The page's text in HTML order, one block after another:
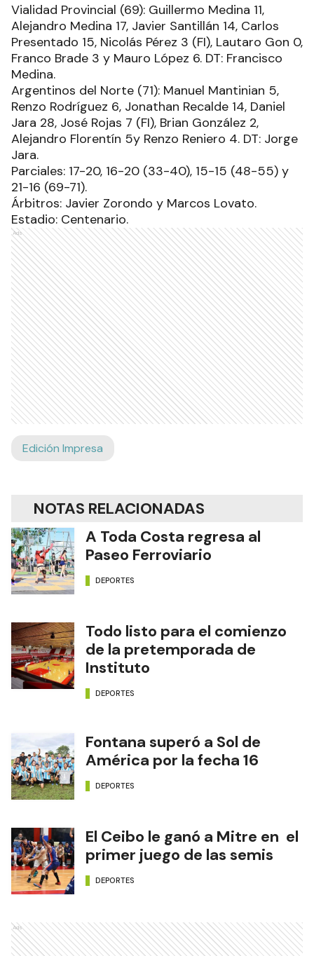
Vialidad Provincial (69): Guillermo Medina 11,
Alejandro Medina 17, Javier Santillán 14, Carlos
Presentado 15, Nicolás Pérez 3 (FI), Lautaro Gon 0,
Franco Brade 3 y Mauro López 6. DT: Francisco
Medina.
Argentinos del Norte (71): Manuel Mantinian 5,
Renzo Rodríguez 6, Jonathan Recalde 14, Daniel
Jara 28, José Rojas 7 (FI), Brian González 2,
Alejandro Florentín 5y Renzo Reniero 4. DT: Jorge
Jara.
Parciales: 17-20, 16-20 (33-40), 15-15 (48-55) y
21-16 (69-71).
Árbitros: Javier Zorondo y Marcos Lovato.
Estadio: Centenario.
Ads
Edición Impresa
NOTAS RELACIONADAS
A Toda Costa regresa al
Paseo Ferroviario
DEPORTES
Todo listo para el comienzo
de la pretemporada de
Instituto
DEPORTES
Fontana superó a Sol de
América por la fecha 16
DEPORTES
El Ceibo le ganó a Mitre en el
primer juego de las semis
DEPORTES
Ads